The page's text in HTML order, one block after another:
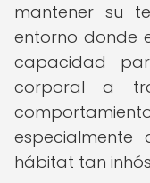
mantener su
entorno donde
capacidad
corporal a
hábitat tan